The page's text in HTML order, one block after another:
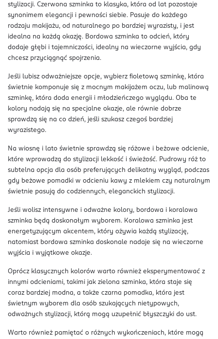
stylizacji. Czerwona szminka to klasyka, która od lat pozostaje
synonimem elegancji i pewności siebie. Pasuje do każdego
rodzaju makijażu, od naturalnego po bardziej wyrazisty, i jest
idealna na każdą okazję. Bordowa szminka to odcień, który
dodaje głębi i tajemniczości, idealny na wieczorne wyjścia, gdy
chcesz przyciągnąć spojrzenia.
Jeśli lubisz odważniejsze opcje, wybierz fioletową szminkę, która
świetnie komponuje się z mocnym makijażem oczu, lub malinową
szminkę, która doda energii i młodzieńczego wyglądu. Oba te
kolory nadają się na specjalne okazje, ale równie dobrze
sprawdzą się na co dzień, jeśli szukasz czegoś bardziej
wyrazistego.
Na wiosnę i lato świetnie sprawdzą się różowe i beżowe odcienie,
które wprowadzą do stylizacji lekkość i świeżość. Pudrowy róż to
subtelna opcja dla osób preferujących delikatny wygląd, podczas
gdy beżowe pomadki w odcieniu kawy z mlekiem czy naturalnym
świetnie pasują do codziennych, eleganckich stylizacji.
Jeśli wolisz intensywne i odważne kolory, bordowa i koralowa
szminka będą doskonałym wyborem. Koralowa szminka jest
energetyzującym akcentem, który ożywia każdą stylizację,
natomiast bordowa szminka doskonale nadaje się na wieczorne
wyjścia i wyjątkowe okazje.
Oprócz klasycznych kolorów warto również eksperymentować z
innymi odcieniami, takimi jak zielona szminka, która staje się
coraz bardziej modna, a także czarna pomadka, która jest
świetnym wyborem dla osób szukających nietypowych,
odważnych stylizacji, którą mogą uzupełnić błyszczyki do ust.
Warto również pamiętać o różnych wykończeniach, które mogą